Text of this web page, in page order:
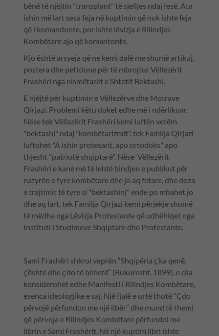
bënë të njëjtin "transplant" të sjelljes ndaj fesë. Ata
ishin më lart sesa feja në kuptimin që nuk ishte feja
që i komandonte, por ishte lëvizja e Rilindjes
Kombëtare ajo që komantonte.
Kjo është arsyeja që ne kemi dalë me shumë artikuj,
postera dhe peticione për të mbrojtur Vëllezërit
Frashëri nga nismëtarët e Shtetit Bektashi.
E njëjtë për kuptimin e Vëllezërve dhe Motrave
Qirjazi. Problemi këtu duket edhe më i ndërlikuar.
Nëse tek Vëllazërit Frashëri kemi luftën vetëm
"bektashi" ndaj "kombëtarizmit", tek Familja Qirjazi
luftohet "A ishin protesant, apo ortodoks" apo
thjesht "patriotë shqiptarë". Nëse Vëllezërit
Frashëri e kanë më të lehtë bindjen e publikut për
natyrën e tyre kombëtare dhe jo aq fetare, dhe doza
e trajtimit të tyre si "bektashinj" ende po mbahet jo
dhe aq lart, tek Familja Qirjazi kemi përjekje shumë
të mëdha nga Lëvizja Protestante që udhëhiqet nga
Instituti i Studimeve Shqiptare dhe Protestante.
Sami Frashëri shkroi veprën “Shqipëria ç’ka qenë,
ç’është dhe ç’do të bëhetë” (Bukuresht, 1899), e cila
konsiderohet edhe Manifesti i Rilindjes Kombëtare,
esenca ideologjike e saj. Një fjalë e urtë thotë “Çdo
përvojë përfundon me një libër” dhe mund të themi
që përvoja e Rilindjes Kombëtare përfundoi me
librin e Sami Frashërit. Në një kuptim libri ishte